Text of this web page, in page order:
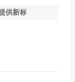
供新标